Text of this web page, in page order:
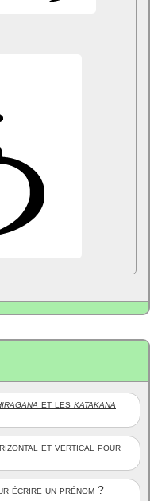
et les katakana
et vertical pour
écrire un prénom ?